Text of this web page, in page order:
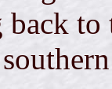
to